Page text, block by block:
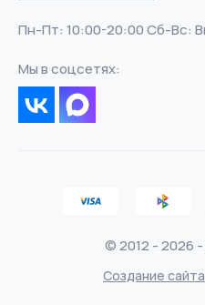
Пн-Пт: 10:00-20:00 Сб-Вс:
Мы в соцсетях:
© 2012 - 2026
Создание сайта